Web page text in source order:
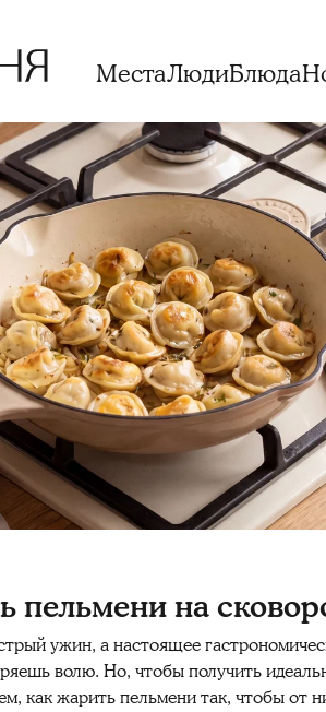
МестаЛюдиБлюда
пельмени на
ужин, а настоящее
волю. Но, чтобы получить
как жарить пельмени так, чтобы от